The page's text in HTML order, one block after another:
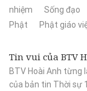
nhiệm
Sống đạo
Phật
Phật giáo
Tin vui của BTV
BTV Hoài Anh
của bản tin Thời sự